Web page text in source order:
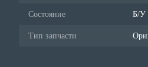
Состояние Б/У
Тип запчасти